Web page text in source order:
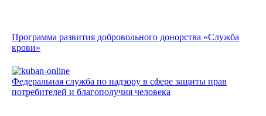
Программа развития добровольного донорства «Служба
крови»
Федеральная служба по надзору в сфере защиты прав
потребителей и благополучия человека